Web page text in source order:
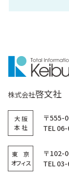
株式会社啓文社
大 阪
本 社
〒555-
TEL
東 京
オフィス
〒102-
TEL